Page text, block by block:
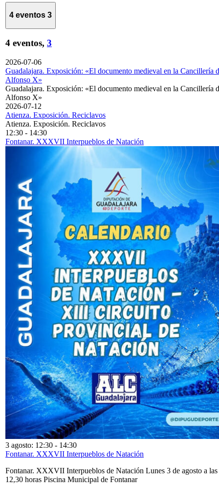
4 eventos 3
4 eventos, 3
2026-07-06
Guadalajara. Exposición: «El documento medieval en la Cancillería
Alfonso X»
Guadalajara. Exposición: «El documento medieval en la Cancillería
Alfonso X»
2026-07-12
Atienza. Exposición. Reciclavos
Atienza. Exposición. Reciclavos
12:30 - 14:30
Fontanar. XXXVII Interpueblos de Natación
3 agosto: 12:30 - 14:30
Fontanar. XXXVII Interpueblos de Natación
Fontanar. XXXVII Interpueblos de Natación Lunes 3 de agosto a las
12,30 horas Piscina Municipal de Fontanar